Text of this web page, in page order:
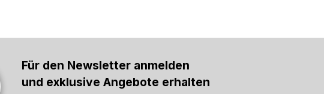
Für den Newsletter anmelden
und exklusive Angebote erhalten